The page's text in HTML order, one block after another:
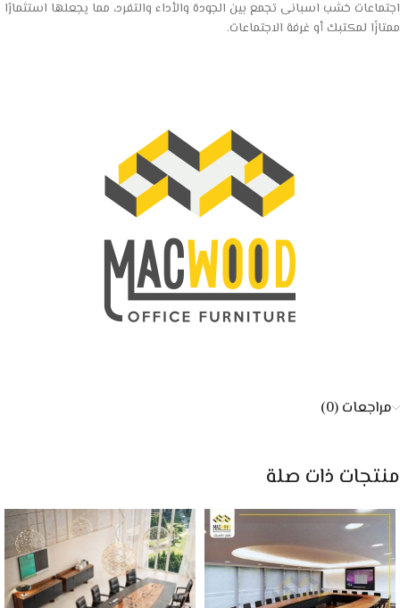
اجتماعات خشب اسبانى تجمع بين الجودة والأداء والتفرد، مما يجعلها استثمارًا
ممتازًا لمكتبك أو غرفة الاجتماعات.
مراجعات (0)
منتجات ذات صلة